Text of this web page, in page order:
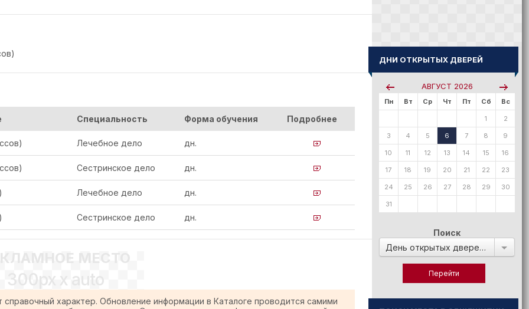
Специальность Форма обучения Подробнее
Лечебное дело дн.
Сестринское дело дн.
Лечебное дело дн.
Сестринское дело дн.
МЕСТО
300px x auto
характер. Обновление информации в Каталоге проводится самими
ДНИ ОТКРЫТЫХ ДВЕРЕЙ
АВГУСТ 2026
Пн Вт Ср Чт Пт Сб Вс
1 2
3 4 5 6 7 8 9
10 11 12 13 14 15 16
17 18 19 20 21 22 23
24 25 26 27 28 29 30
31
Поиск
День открытых дверей в: